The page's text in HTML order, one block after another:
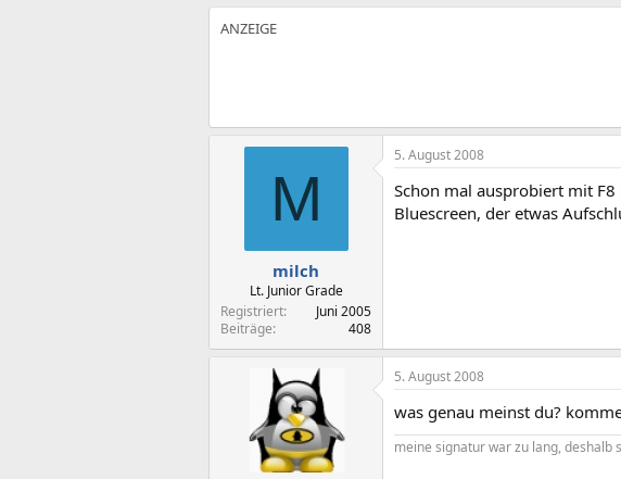
M
milch
Lt. Junior Grade
Registriert
Juni 2005
Beiträge
408
5. August 2008
Schon mal ausprobiert mit
Bluescreen, der etwas
5. August 2008
was genau meinst du?
meine signatur war zu lang, deshalb